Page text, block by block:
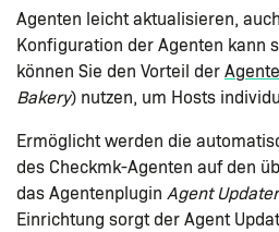
Agenten leicht aktualisieren,
Konfiguration der Agenten kann
können Sie den Vorteil der
Bakery) nutzen, um Hosts
Ermöglicht werden die
des Checkmk-Agenten auf den
das Agentenplugin Agent Updater
Einrichtung sorgt der Agent